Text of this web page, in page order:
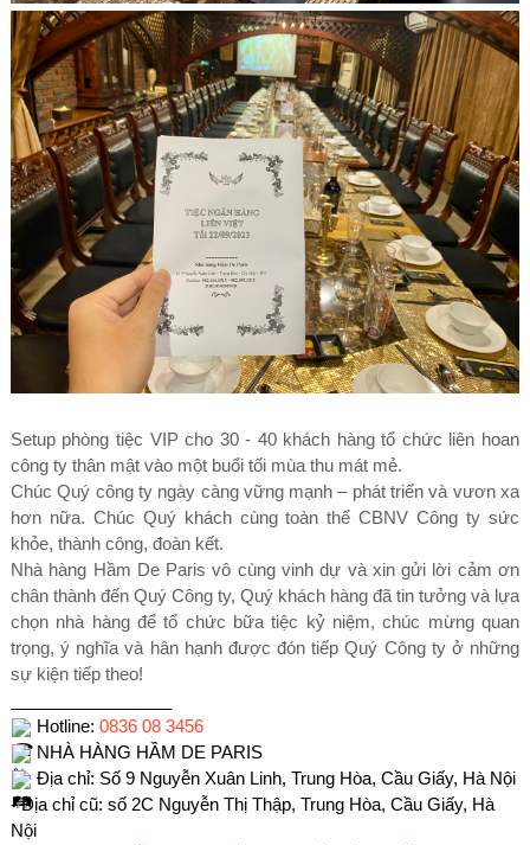
Setup phòng tiệc VIP cho 30 - 40 khách hàng tổ chức liên hoan
công ty thân mật vào một buổi tối mùa thu mát mẻ.
Chúc Quý công ty ngày càng vững mạnh – phát triển và vươn xa
hơn nữa. Chúc Quý khách cùng toàn thể CBNV Công ty sức
khỏe, thành công, đoàn kết.
Nhà hàng Hầm De Paris vô cùng vinh dự và xin gửi lời cảm ơn
chân thành đến Quý Công ty, Quý khách hàng đã tin tưởng và lựa
chọn nhà hàng để tổ chức bữa tiệc kỷ niệm, chúc mừng quan
trọng, ý nghĩa và hân hạnh được đón tiếp Quý Công ty ở những
sự kiện tiếp theo!
Hotline: 0836 08 3456
NHÀ HÀNG HẦM DE PARIS
Địa chỉ: Số 9 Nguyễn Xuân Linh, Trung Hòa, Cầu Giấy, Hà Nội
- Địa chỉ cũ: số 2C Nguyễn Thị Thập, Trung Hòa, Cầu Giấy, Hà
Nội